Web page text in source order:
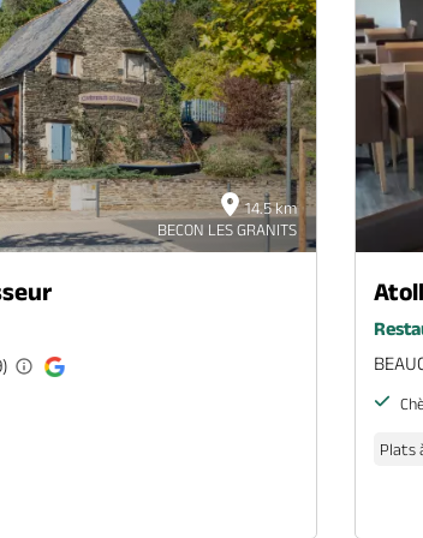
14.5 km
BECON LES GRANITS
Plats